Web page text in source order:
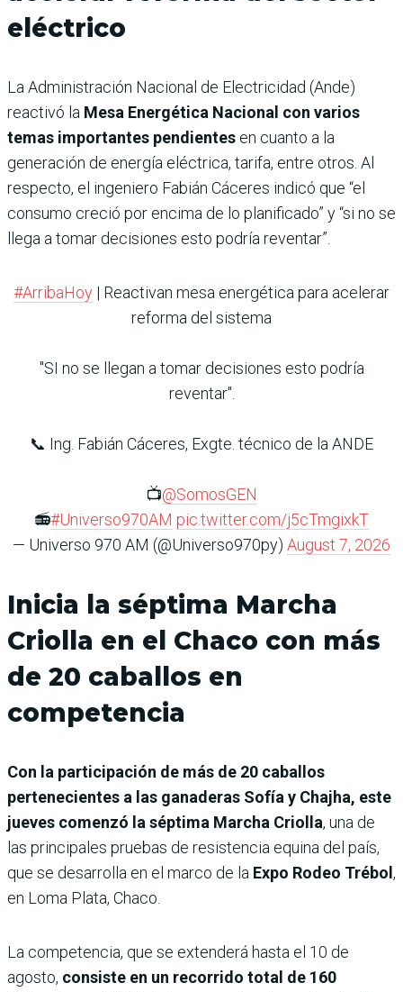
eléctrico
La Administración Nacional de Electricidad (Ande)
reactivó la Mesa Energética Nacional con varios
temas importantes pendientes en cuanto a la
generación de energía eléctrica, tarifa, entre otros. Al
respecto, el ingeniero Fabián Cáceres indicó que “el
consumo creció por encima de lo planificado” y “si no se
llega a tomar decisiones esto podría reventar”.
#ArribaHoy | Reactivan mesa energética para acelerar
reforma del sistema
"SI no se llegan a tomar decisiones esto podría
reventar".
📞 Ing. Fabián Cáceres, Exgte. técnico de la ANDE
📺@SomosGEN
📻#Universo970AM pic.twitter.com/j5cTmgixkT
— Universo 970 AM (@Universo970py) August 7, 2026
Inicia la séptima Marcha
Criolla en el Chaco con más
de 20 caballos en
competencia
Con la participación de más de 20 caballos
pertenecientes a las ganaderas Sofía y Chajha, este
jueves comenzó la séptima Marcha Criolla, una de
las principales pruebas de resistencia equina del país,
que se desarrolla en el marco de la Expo Rodeo Trébol ,
en Loma Plata, Chaco.
La competencia, que se extenderá hasta el 10 de
agosto, consiste en un recorrido total de 160